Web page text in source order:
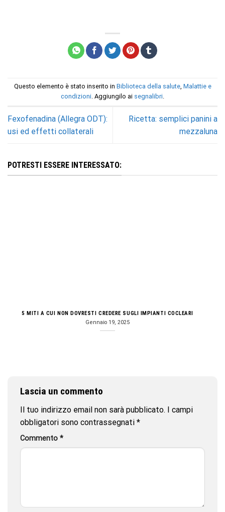
Questo elemento è stato inserito in Biblioteca della salute, Malattie e
condizioni . Aggiungilo ai segnalibri
Fexofenadina (Allegra ODT):
usi ed effetti collaterali
Ricetta: semplici panini a
mezzaluna
POTRESTI ESSERE INTERESSATO:
5 MITI A CUI NON DOVRESTI CREDERE SUGLI IMPIANTI COCLEARI
Gennaio 19, 2025
Lascia un commento
Il tuo indirizzo email non sarà pubblicato.
I campi
obbligatori sono contrassegnati *
Commento *